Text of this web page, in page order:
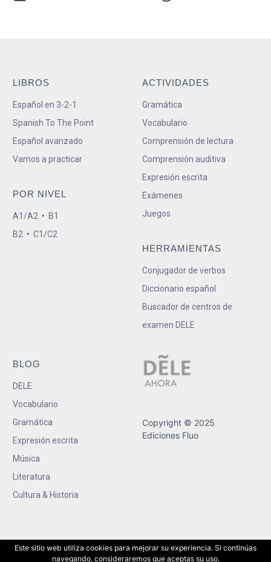
LIBROS
Español en 3-2-1
Spanish To The Point
Español avanzado
Vamos a practicar
POR NIVEL
A1/A2 • B1
B2 • C1/C2
ACTIVIDADES
Gramática
Vocabulario
Comprensión de lectura
Comprensión auditiva
Expresión escrita
Exámenes
Juegos
HERRAMIENTAS
Conjugador de verbos
Diccionario español
Buscador de centros de
examen DELE
BLOG
DELE
Vocabulario
Gramática
Expresión escrita
Música
Literatura
Cultura & Historia
Copyright © 2025
Ediciones Fluo
Este sitio web utiliza cookies para mejorar su experiencia. Si continúas
navegando, consideraremos que aceptas su uso.